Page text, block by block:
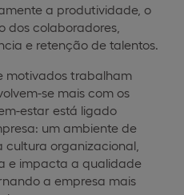
a produtividade, o
dos colaboradores,
e retenção de talentos.
motivados trabalham
se mais com os
estar está ligado
um ambiente de
organizacional,
e impacta a qualidade
a empresa mais